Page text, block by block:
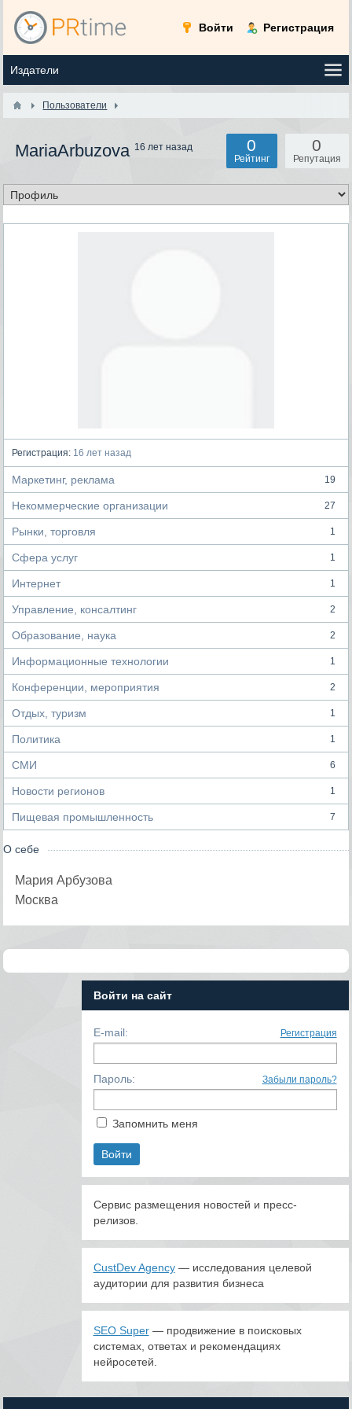
Войти Регистрация
Пользователи
MariaArbuzova 16 лет назад 0
Репутация
0
Рейтинг
Регистрация: 16 лет назад
Маркетинг, реклама 19
Некоммерческие организации 27
Рынки, торговля 1
Сфера услуг 1
Интернет 1
Управление, консалтинг 2
Образование, наука 2
Информационные технологии 1
Конференции, мероприятия 2
Отдых, туризм 1
Политика 1
СМИ 6
Новости регионов 1
Пищевая промышленность 7
О себе
Мария Арбузова
Москва
Войти на сайт
E-mail: Регистрация
Пароль: Забыли пароль?
Запомнить меня
Сервис размещения новостей и пресс-
релизов.
CustDev Agency— исследования целевой
аудитории для развития бизнеса
SEO Super— продвижение в поисковых
системах, ответах и рекомендациях
нейросетей.